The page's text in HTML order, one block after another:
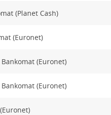
(Planet Cash)
(Euronet)
Bankomat (Euronet)
Bankomat (Euronet)